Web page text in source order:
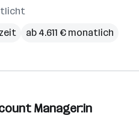
ab 4.611 € monatlich
Manager:in